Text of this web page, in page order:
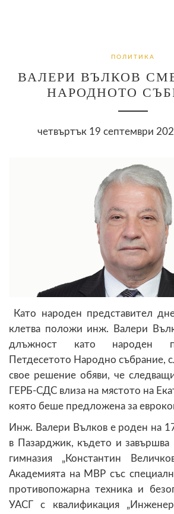
ПОЛИТИКА
ВАЛЕРИ ВЪЛКОВ
НАРОДНОТО
четвъртък 19 септември
Като народен представител
клетва положи инж. Валери
длъжност като народен
Петдесетото Народно събрание,
свое решение обяви, че
ГЕРБ-СДС влиза на мястото на
която беше предложена за
Инж. Валери Вълков е роден на
в Пазарджик, където и завършва
гимназия „Константин
Академията на МВР със
противопожарна техника и
УАСГ с квалификация